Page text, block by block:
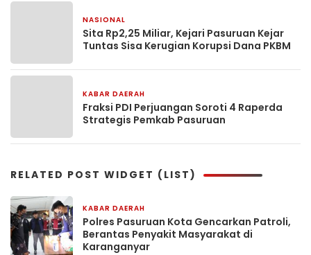
NASIONAL
Sita Rp2,25 Miliar, Kejari Pasuruan Kejar
Tuntas Sisa Kerugian Korupsi Dana PKBM
KABAR DAERAH
Fraksi PDI Perjuangan Soroti 4 Raperda
Strategis Pemkab Pasuruan
RELATED POST WIDGET (LIST)
KABAR DAERAH
Polres Pasuruan Kota Gencarkan Patroli,
Berantas Penyakit Masyarakat di
Karanganyar